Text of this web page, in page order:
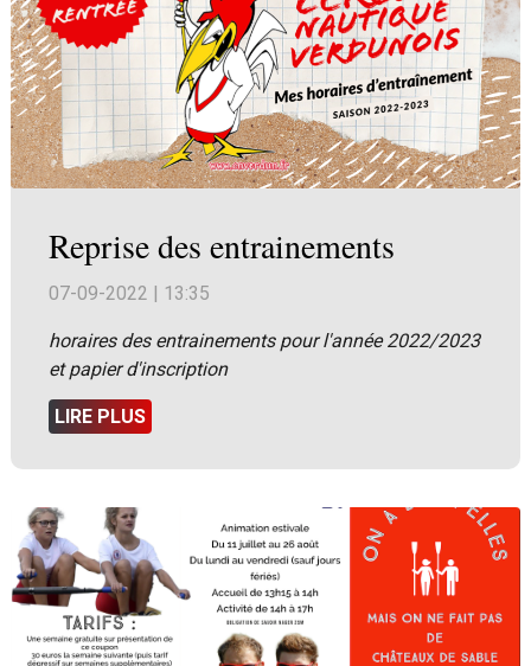
Reprise des entrainements
07-09-2022 | 13:35
horaires des entrainements pour l'année 2022/2023
et papier d'inscription
LIRE PLUS